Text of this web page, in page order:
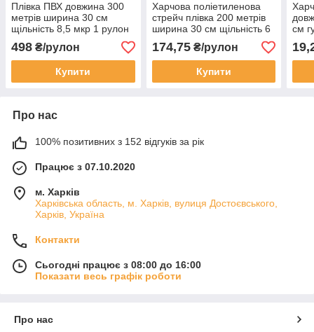
Плівка ПВХ довжина 300
метрів ширина 30 см
щільність 8,5 мкр 1 рулон
498 ₴/рулон
Купити
Харчова поліетиленова
стрейч плівка 200 метрів
ширина 30 см щільність 6
мкр "Супер торба"
174,75₴/рулон
Купити
см
Про нас
100% позитивних з 152 відгуків за рік
Працює з 07.10.2020
м. Харків
Харківська область, м. Харків, вулиця Достоєвського,
Харків, Україна
Контакти
Сьогодні працює з 08:00 до 16:00
Показати весь графік роботи
Про нас